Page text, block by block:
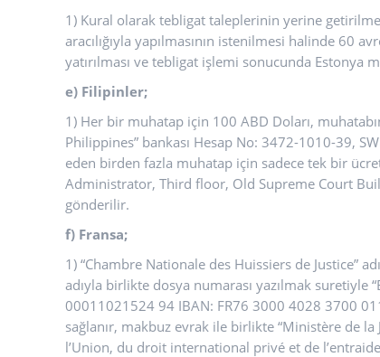
1) Kural olarak tebligat taleplerinin yerine
aracılığıyla yapılmasının istenilmesi halinde 60
yatırılması ve tebligat işlemi sonucunda Estonya
e) Filipinler;
1) Her bir muhatap için 100 ABD Doları,
Philippines” bankası Hesap No: 3472-1010-39,
eden birden fazla muhatap için sadece tek bir
Administrator, Third floor, Old Supreme Court
gönderilir.
f) Fransa;
1) “Chambre Nationale des Huissiers de Justice”
adıyla birlikte dosya numarası yazılmak suretiyle
00011021524 94 IBAN: FR76 3000 4028 3700
sağlanır, makbuz evrak ile birlikte “Ministère de
l’Union, du droit international privé et de